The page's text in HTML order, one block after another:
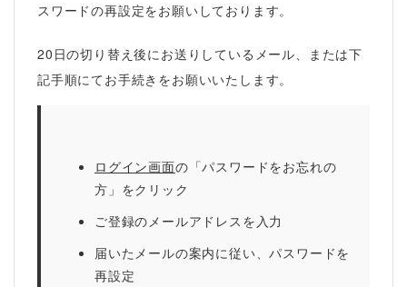
スワードの再設定をお願いしております。
20日の切り替え後にお送りしているメール、または下
記手順にてお手続きをお願いいたします。
ログイン画面の「パスワードをお忘れの
方」をクリック
ご登録のメールアドレスを入力
届いたメールの案内に従い、パスワードを
再設定